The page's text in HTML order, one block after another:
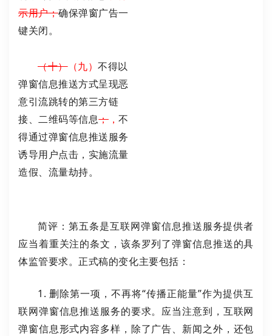
示用户；确保弹窗广告一
键关闭。
（十）（九）不得以
弹窗信息推送方式呈现恶
意引流跳转的第三方链
接、二维码等信息；，不
得通过弹窗信息推送服务
诱导用户点击，实施流量
造假、流量劫持。
简评：第五条是互联网弹窗信息推送服务提供者
应当着重关注的条文，该条罗列了弹窗信息推送的具
体监管要求。正式稿的变化主要包括：
1. 删除第一项，不再将“传播正能量”作为提供互
联网弹窗信息推送服务的要求。应当注意到，互联网
弹窗信息形式内容多样，除了广告、新闻之外，还包